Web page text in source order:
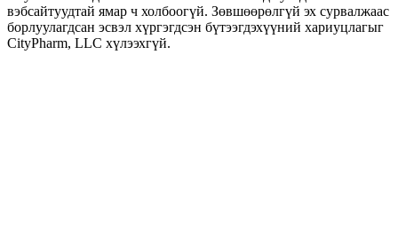
вэбсайтуудтай ямар ч холбоогүй. Зөвшөөрөлгүй эх сурвалжаас
борлуулагдсан эсвэл хүргэгдсэн бүтээгдэхүүний хариуцлагыг
CityPharm, LLC хүлээхгүй.